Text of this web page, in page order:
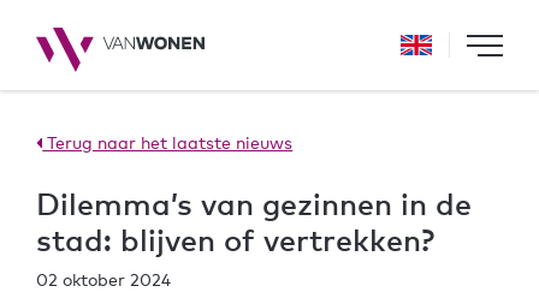
Terug naar het laatste nieuws
Dilemma’s van gezinnen in de
stad: blijven of vertrekken?
02 oktober 2024